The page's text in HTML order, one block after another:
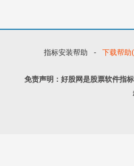
指标安装帮助 - 下载帮助
免责声明：好股网是股票软件指